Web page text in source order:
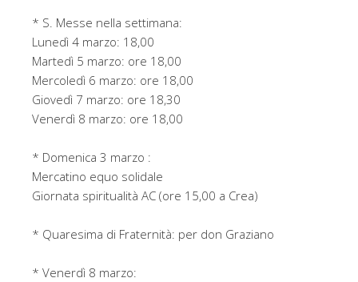
* S. Messe nella settimana:
Lunedì 4 marzo: 18,00
Martedì 5 marzo: ore 18,00
Mercoledì 6 marzo: ore 18,00
Giovedì 7 marzo: ore 18,30
Venerdì 8 marzo: ore 18,00
* Domenica 3 marzo :
Mercatino equo solidale
Giornata spiritualità AC (ore 15,00 a Crea)
* Quaresima di Fraternità: per don Graziano
* Venerdì 8 marzo: